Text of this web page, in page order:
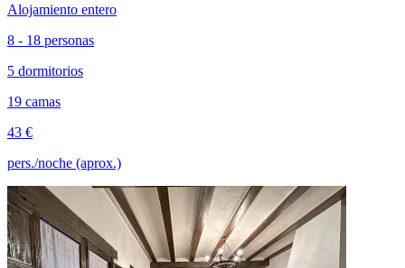
Alojamiento entero
8 - 18 personas
5 dormitorios
19 camas
43 €
pers./noche (aprox.)